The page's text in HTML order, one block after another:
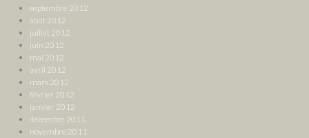
septembre 2012
août 2012
juillet 2012
juin 2012
mai 2012
avril 2012
mars 2012
février 2012
janvier 2012
décembre 2011
novembre 2011